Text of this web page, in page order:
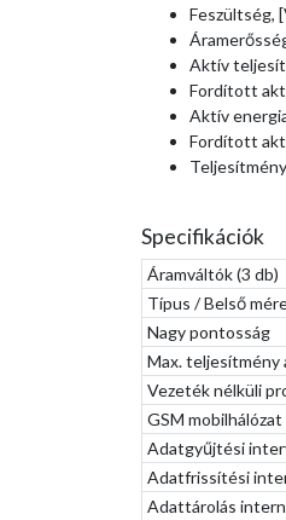
Feszültség,
Aktív
Fordított
Aktív
Fordított
Specifikációk
Áramváltók (3 db)
Típus / Belső
Nagy pontosság
Max. teljesítmény
Vezeték nélküli
GSM
Adatgyűjtési
Adatfrissítési
Adattárolás